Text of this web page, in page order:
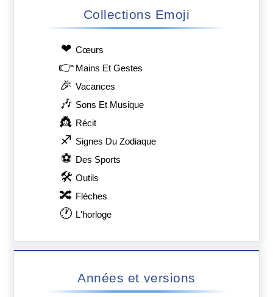
Collections Emoji
❤ Сœurs
👉 Mains Et Gestes
🎉 Vacances
🎶 Sons Et Musique
👸 Récit
♐ Signes Du Zodiaque
⚽ Des Sports
🛠 Outils
🔀 Flèches
🕐 L'horloge
Années et versions